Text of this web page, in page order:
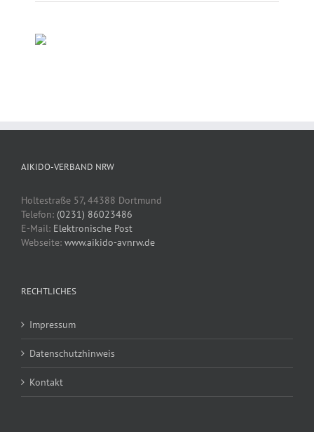
AIKIDO-VERBAND NRW
Holtestraße 57, 44388 Dortmund
Telefon: (0231) 86023486
E-Mail: Elektronische Post
Webseite: www.aikido-avnrw.de
RECHTLICHES
Impressum
Datenschutzhinweis
Kontakt